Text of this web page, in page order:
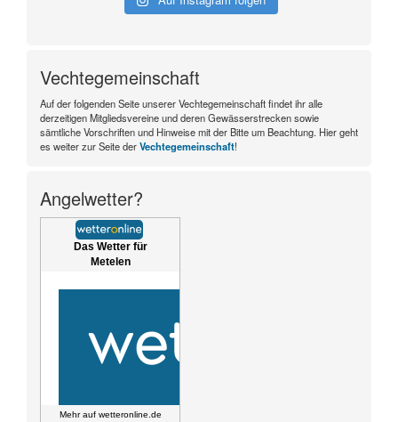
Vechtegemeinschaft
Auf der folgenden Seite unserer Vechtegemeinschaft findet ihr alle
derzeitigen Mitgliedsvereine und deren Gewässerstrecken sowie
sämtliche Vorschriften und Hinweise mit der Bitte um Beachtung. Hier geht
es weiter zur Seite derVechtegemeinschaft!
Angelwetter?
Das Wetter für
Metelen
Mehr auf wetteronline.de